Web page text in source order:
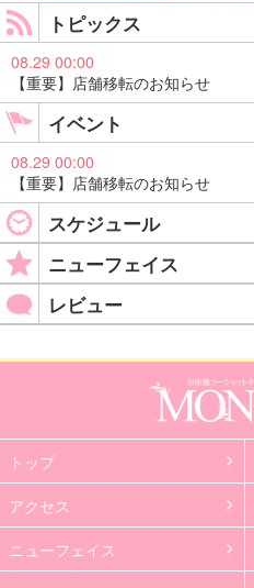
トピックス
08.29 00:00
【重要】店舗移転のお知らせ
イベント
08.29 00:00
【重要】店舗移転のお知らせ
スケジュール
ニューフェイス
レビュー
トップ
アクセス
ニューフェイス